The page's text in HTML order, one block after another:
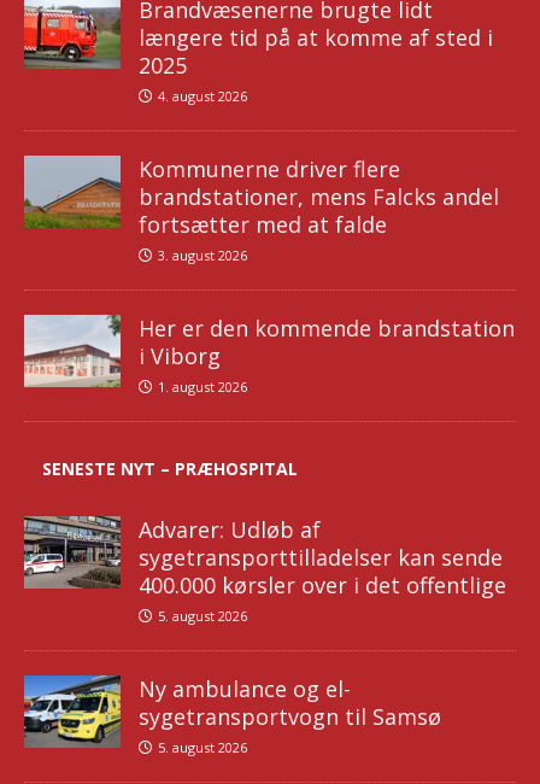
Brandvæsenerne brugte lidt
længere tid på at komme af sted i
2025
4. august 2026
Kommunerne driver flere
brandstationer, mens Falcks andel
fortsætter med at falde
3. august 2026
Her er den kommende brandstation
i Viborg
1. august 2026
SENESTE NYT – PRÆHOSPITAL
Advarer: Udløb af
sygetransporttilladelser kan sende
400.000 kørsler over i det offentlige
5. august 2026
Ny ambulance og el-
sygetransportvogn til Samsø
5. august 2026